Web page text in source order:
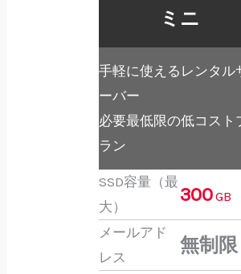
ミニ
手軽に使えるレンタル
ーバー
必要最低限の低コスト
ラン
SSD容量（最
大）
300GB
メールアド
レス
無制限